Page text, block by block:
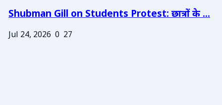
Shubman Gill on Students Protest: छात्रों के ...
Jul 24, 2026 0 27